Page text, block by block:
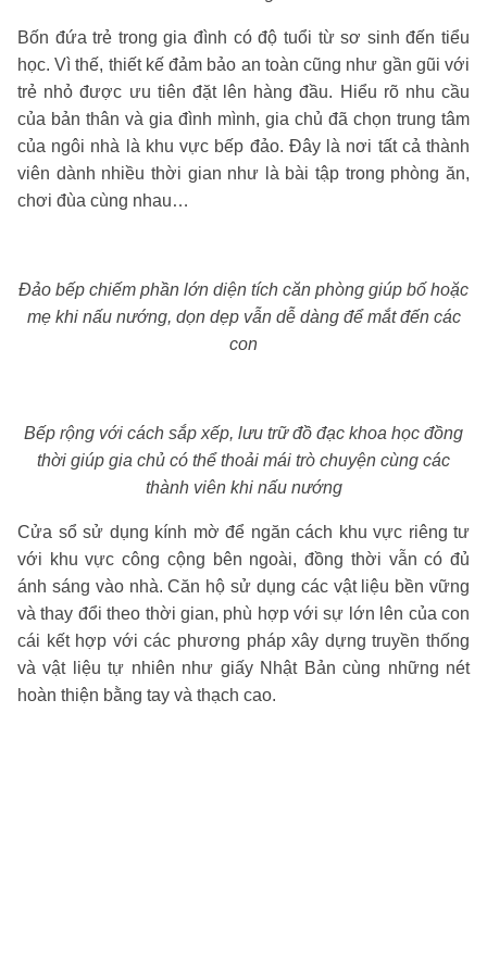
Bốn đứa trẻ trong gia đình có độ tuổi từ sơ sinh đến tiểu
học. Vì thế, thiết kế đảm bảo an toàn cũng như gần gũi với
trẻ nhỏ được ưu tiên đặt lên hàng đầu. Hiểu rõ nhu cầu
của bản thân và gia đình mình, gia chủ đã chọn trung tâm
của ngôi nhà là khu vực bếp đảo. Đây là nơi tất cả thành
viên dành nhiều thời gian như là bài tập trong phòng ăn,
chơi đùa cùng nhau…
Đảo bếp chiếm phần lớn diện tích căn phòng giúp bố hoặc
mẹ khi nấu nướng, dọn dẹp vẫn dễ dàng để mắt đến các
con
Bếp rộng với cách sắp xếp, lưu trữ đồ đạc khoa học đồng
thời giúp gia chủ có thể thoải mái trò chuyện cùng các
thành viên khi nấu nướng
Cửa sổ sử dụng kính mờ để ngăn cách khu vực riêng tư
với khu vực công cộng bên ngoài, đồng thời vẫn có đủ
ánh sáng vào nhà. Căn hộ sử dụng các vật liệu bền vững
và thay đổi theo thời gian, phù hợp với sự lớn lên của con
cái kết hợp với các phương pháp xây dựng truyền thống
và vật liệu tự nhiên như giấy Nhật Bản cùng những nét
hoàn thiện bằng tay và thạch cao.